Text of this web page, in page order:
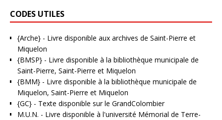
CODES UTILES
{Arche} - Livre disponible aux archives de Saint-Pierre et
Miquelon
{BMSP} - Livre disponible à la bibliothèque municipale de
Saint-Pierre, Saint-Pierre et Miquelon
{BMM} - Livre disponible à la bibliothèque municipale de
Miquelon, Saint-Pierre et Miquelon
{GC} - Texte disponible sur le GrandColombier
M.U.N. - Livre disponible à l'université Mémorial de Terre-